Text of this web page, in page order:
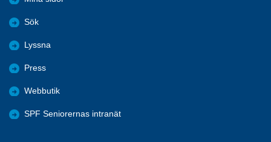
Sök
Lyssna
Press
Webbutik
SPF Seniorernas intranät